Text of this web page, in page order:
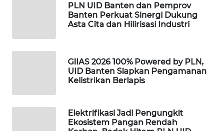
PLN UID Banten dan Pemprov
Banten Perkuat Sinergi Dukung
Asta Cita dan Hilirisasi Industri
GIIAS 2026 100% Powered by PLN,
UID Banten Siapkan Pengamanan
Kelistrikan Berlapis
Elektrifikasi Jadi Pengungkit
Ekosistem Pangan Rendah
LKKI